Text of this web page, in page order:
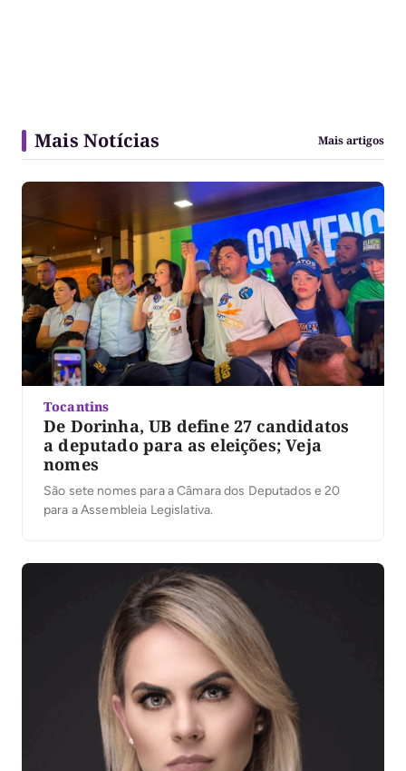
Mais Notícias Mais artigos
Tocantins
De Dorinha, UB define 27 candidatos
a deputado para as eleições; Veja
nomes
São sete nomes para a Câmara dos Deputados e 20
para a Assembleia Legislativa.